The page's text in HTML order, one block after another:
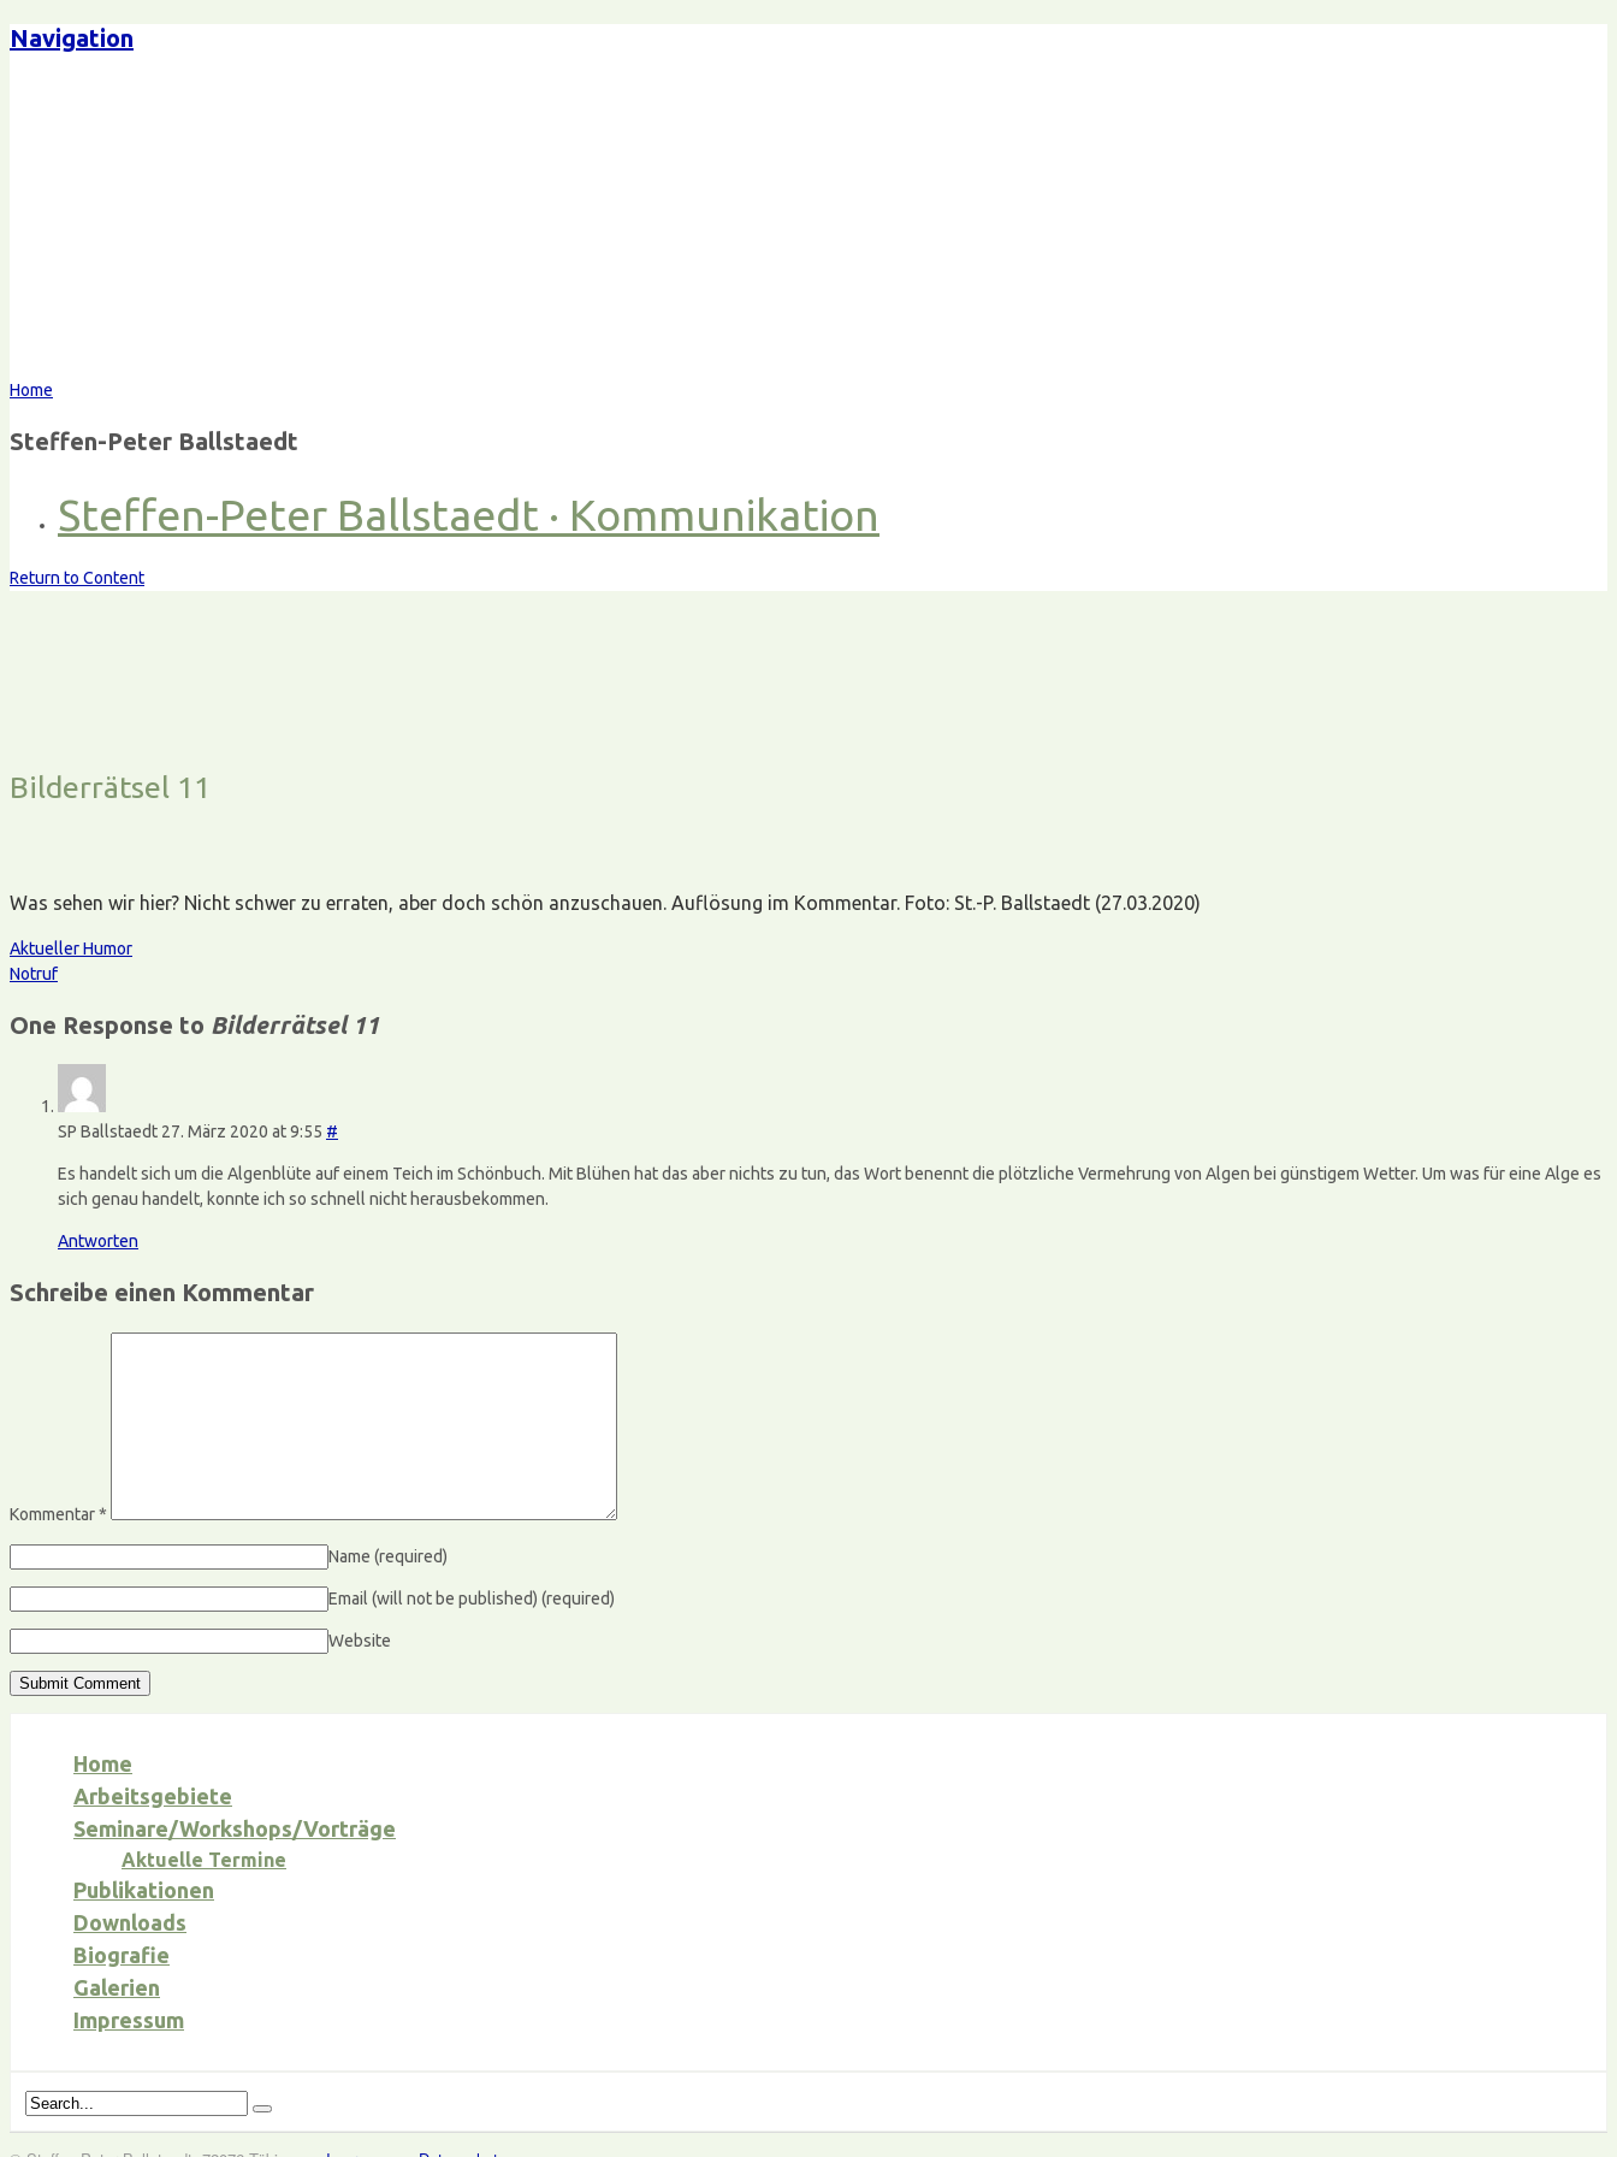
Navigation
Home
Steffen-Peter Ballstaedt
Steffen-Peter Ballstaedt · Kommunikation
Return to Content
Bilderrätsel 11
Was sehen wir hier? Nicht schwer zu erraten, aber doch schön anzuschauen. Auflösung im Kommentar. Foto: St.-P. Ballstaedt (27.03.2020)
Aktueller Humor
Notruf
One Response to Bilderrätsel 11
SP Ballstaedt 27. März 2020 at 9:55 #
Es handelt sich um die Algenblüte auf einem Teich im Schönbuch. Mit Blühen hat das aber nichts zu tun, das Wort benennt die plötzliche Vermehrung von Algen bei günstigem Wetter. Um was für eine Alge es
sich genau handelt, konnte ich so schnell nicht herausbekommen.
Antworten
Schreibe einen Kommentar
Kommentar*
Name (required)
Email (will not be published) (required)
Website
Home
Arbeitsgebiete
Seminare/Workshops/Vorträge
Aktuelle Termine
Publikationen
Downloads
Biografie
Galerien
Impressum